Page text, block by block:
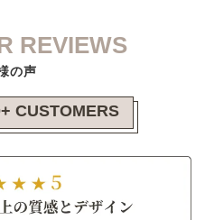
REVIEWS
の声
CUSTOMERS